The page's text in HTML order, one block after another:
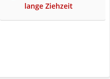
lange Ziehzeit